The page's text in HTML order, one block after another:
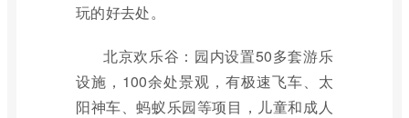
玩的好去处。
北京欢乐谷：园内设置50多套游乐
设施，100余处景观，有极速飞车、太
阳神车、蚂蚁乐园等项目，儿童和成人